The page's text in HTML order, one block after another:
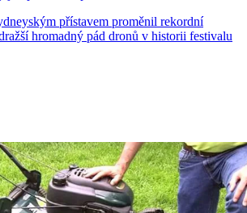
přístavem proměnil rekordní
hromadný pád dronů v historii festivalu